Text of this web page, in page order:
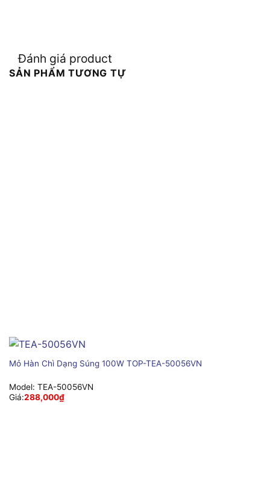
Đánh giá product
SẢN PHẨM TƯƠNG TỰ
Mỏ Hàn Chì Dạng Súng 100W TOP-TEA-50056VN
Model: TEA-50056VN
Giá:288,000₫